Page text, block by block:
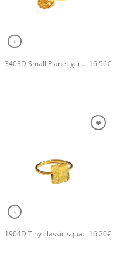
+
3403D Small Planet χειροποίητο δαχτυλιδι Catherine bijoux Χρυσό 16.56€
+
1904D Tiny classic square χειροποίητο δαχτυλιδι Catherine bijoux Χρυσό16.20€